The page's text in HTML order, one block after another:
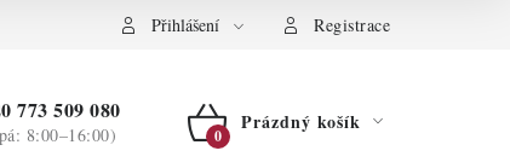
osobních údajů Přihlášení Registrace
773 509 080
8:00–16:00)
NÁKUPNÍ
Prázdný košík